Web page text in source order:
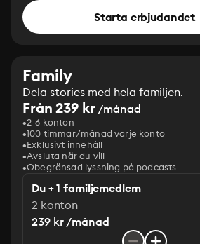
Starta erbjudandet
Family
Dela stories med hela familjen.
Från 239 kr/månad
2-6 konton
100 timmar/månad varje konto
Exklusivt innehåll
Avsluta när du vill
Obegränsad lyssning på podcasts
Du + 1 familjemedlem
2 konton
239 kr /månad